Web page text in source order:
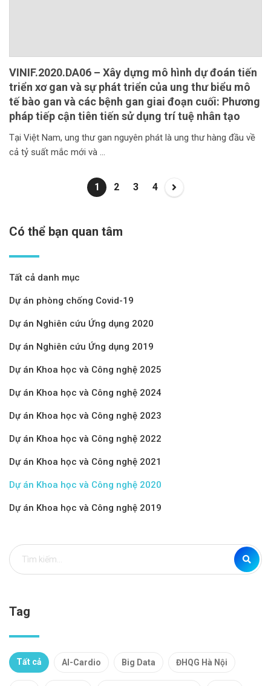
VINIF.2020.DA06 – Xây dựng mô hình dự đoán tiến
triển xơ gan và sự phát triển của ung thư biểu mô
tế bào gan và các bệnh gan giai đoạn cuối: Phương
pháp tiếp cận tiên tiến sử dụng trí tuệ nhân tạo
Tại Việt Nam, ung thư gan nguyên phát là ung thư hàng đầu về
cả tỷ suất mắc mới và
1 2 3 4
Có thể bạn quan tâm
Tất cả danh mục
Dự án phòng chống Covid-19
Dự án Nghiên cứu Ứng dụng 2020
Dự án Nghiên cứu Ứng dụng 2019
Dự án Khoa học và Công nghệ 2025
Dự án Khoa học và Công nghệ 2024
Dự án Khoa học và Công nghệ 2023
Dự án Khoa học và Công nghệ 2022
Dự án Khoa học và Công nghệ 2021
Dự án Khoa học và Công nghệ 2020
Dự án Khoa học và Công nghệ 2019
Tag
Tất cả AI-Cardio Big Data ĐHQG Hà Nội